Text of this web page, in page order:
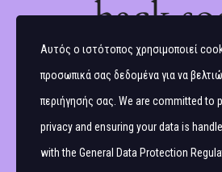
back
Αυτός ο ιστότοπος χρησιμοποιεί
προσωπικά σας δεδομένα για να
περιήγησής σας. We are committed to
privacy and ensuring your data is
with the General Data Protection